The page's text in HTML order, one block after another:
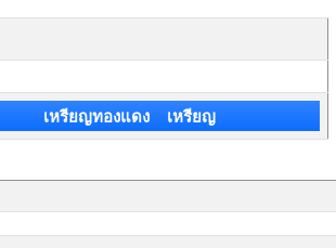
เหรียญทองแดง เหรียญ